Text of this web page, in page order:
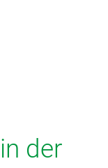
der